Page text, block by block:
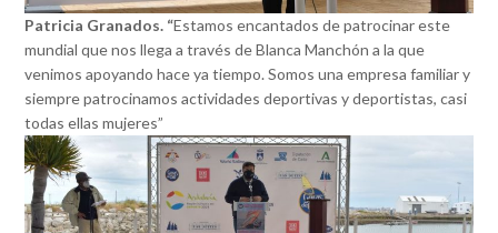
Patricia Granados. “Estamos encantados de patrocinar este
mundial que nos llega a través de Blanca Manchón a la que
venimos apoyando hace ya tiempo. Somos una empresa familiar y
siempre patrocinamos actividades deportivas y deportistas, casi
todas ellas mujeres”